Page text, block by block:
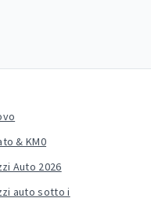
& KM0
Auto 2026
auto sotto i